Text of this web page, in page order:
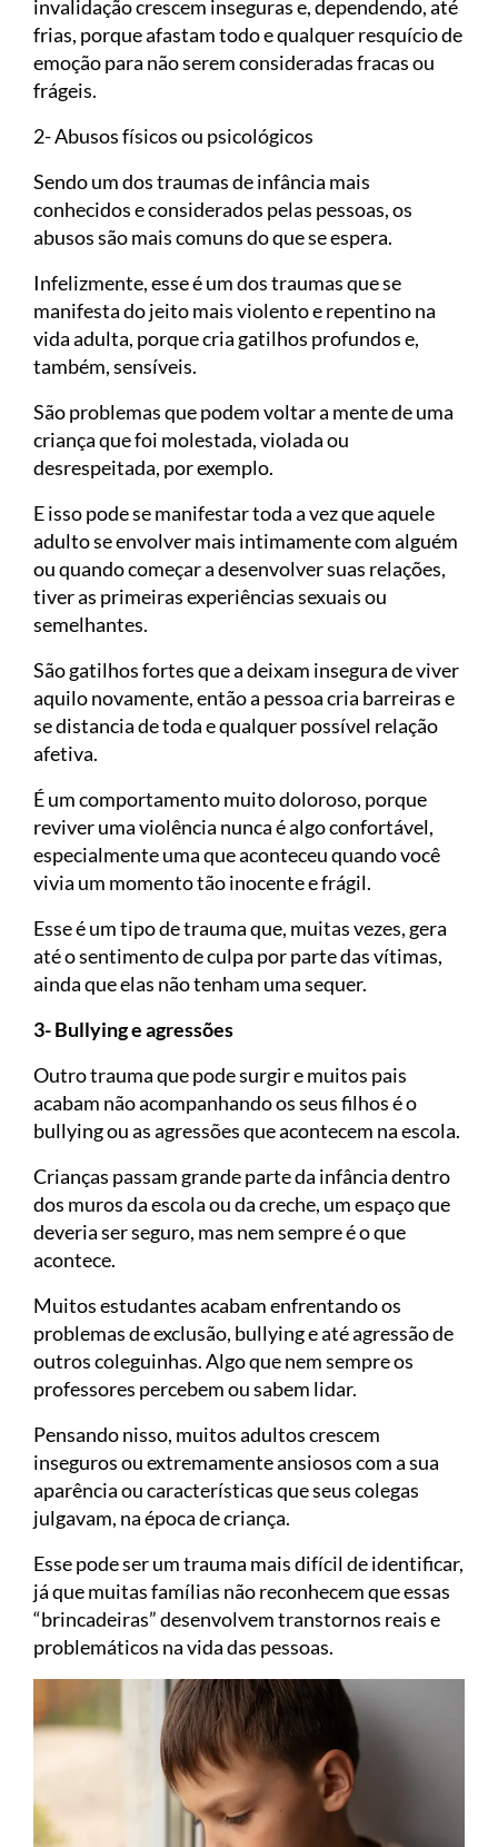
invalidação crescem inseguras e, dependendo, até
frias, porque afastam todo e qualquer resquício de
emoção para não serem consideradas fracas ou
frágeis.
2- Abusos físicos ou psicológicos
Sendo um dos traumas de infância mais
conhecidos e considerados pelas pessoas, os
abusos são mais comuns do que se espera.
Infelizmente, esse é um dos traumas que se
manifesta do jeito mais violento e repentino na
vida adulta, porque cria gatilhos profundos e,
também, sensíveis.
São problemas que podem voltar a mente de uma
criança que foi molestada, violada ou
desrespeitada, por exemplo.
E isso pode se manifestar toda a vez que aquele
adulto se envolver mais intimamente com alguém
ou quando começar a desenvolver suas relações,
tiver as primeiras experiências sexuais ou
semelhantes.
São gatilhos fortes que a deixam insegura de viver
aquilo novamente, então a pessoa cria barreiras e
se distancia de toda e qualquer possível relação
afetiva.
É um comportamento muito doloroso, porque
reviver uma violência nunca é algo confortável,
especialmente uma que aconteceu quando você
vivia um momento tão inocente e frágil.
Esse é um tipo de trauma que, muitas vezes, gera
até o sentimento de culpa por parte das vítimas,
ainda que elas não tenham uma sequer.
3- Bullying e agressões
Outro trauma que pode surgir e muitos pais
acabam não acompanhando os seus filhos é o
bullying ou as agressões que acontecem na escola.
Crianças passam grande parte da infância dentro
dos muros da escola ou da creche, um espaço que
deveria ser seguro, mas nem sempre é o que
acontece.
Muitos estudantes acabam enfrentando os
problemas de exclusão, bullying e até agressão de
outros coleguinhas. Algo que nem sempre os
professores percebem ou sabem lidar.
Pensando nisso, muitos adultos crescem
inseguros ou extremamente ansiosos com a sua
aparência ou características que seus colegas
julgavam, na época de criança.
Esse pode ser um trauma mais difícil de identificar,
já que muitas famílias não reconhecem que essas
“brincadeiras” desenvolvem transtornos reais e
problemáticos na vida das pessoas.